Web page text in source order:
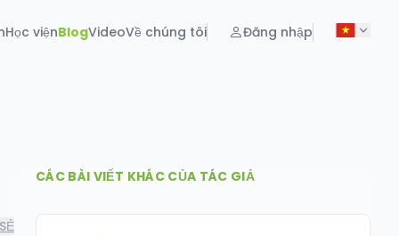
Học việnBlogVideoVề chúng tôi Đăng nhập
CÁC BÀI VIẾT KHÁC CỦA TÁC GIẢ